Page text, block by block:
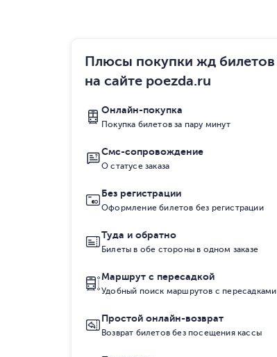
Плюсы покупки жд билетов
на сайте poezda.ru
Онлайн-покупка
Покупка билетов за пару минут
Смс-сопровождение
О статусе заказа
Без регистрации
Оформление билетов без регистрации
Туда и обратно
Билеты в обе стороны в одном заказе
Маршрут с пересадкой
Удобный поиск маршрутов с пересадками
Простой онлайн-возврат
Возврат билетов без посещения кассы